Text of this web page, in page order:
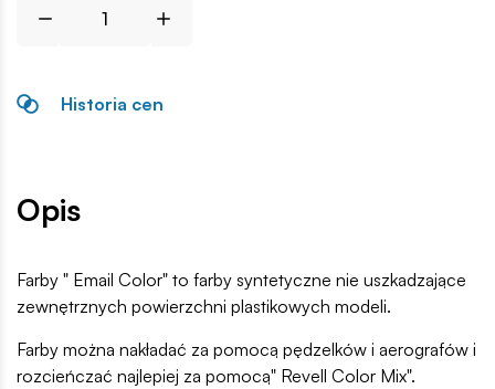
Historia cen
Opis
Farby " Email Color" to farby syntetyczne nie uszkadzające
zewnętrznych powierzchni plastikowych modeli.
Farby można nakładać za pomocą pędzelków i aerografów i
rozcieńczać najlepiej za pomocą" Revell Color Mix".